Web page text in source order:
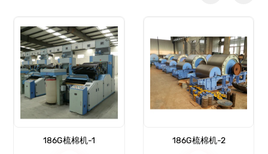
186G梳棉机-1 186G梳棉机-2